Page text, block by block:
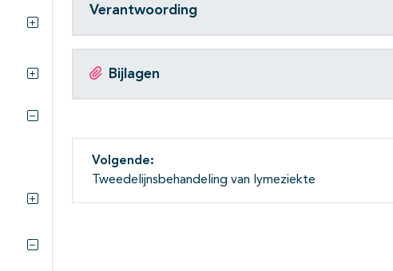
Subpagina's open- en dichtklappen
Verantwoording
Bijlagen
Volgende:
Tweedelijnsbehandeling van lymeziekte